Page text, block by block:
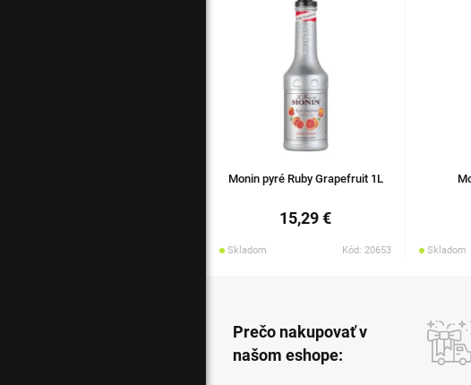
Monin pyré Ruby Grapefruit 1L
15,29 €
Skladom Kód: 20653 Skladom
Prečo nakupovať v
našom eshope: